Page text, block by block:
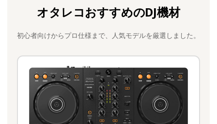
b
o
o
k
o
d
o
n
l
オタレコおすすめのDJ機材
初心者向けからプロ仕様まで、人気モデルを厳選しました。